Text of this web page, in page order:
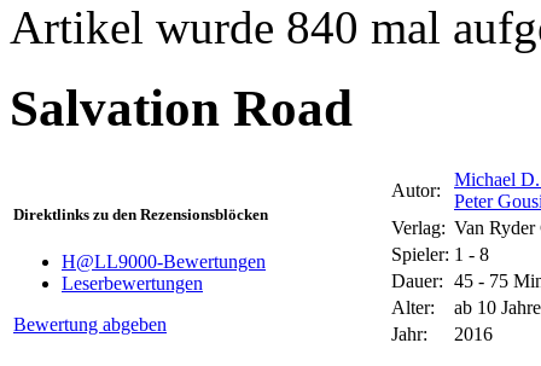
Artikel wurde 840 mal
Salvation Road
Direktlinks zu den Rezensionsblöcken
H@LL9000-Bewertungen
Leserbewertungen
Bewertung abgeben
Autor:
Michael
Peter
Verlag: Van Ryder
Spieler: 1 - 8
Dauer: 45 - 75
Alter:
ab 10
Jahr:
2016